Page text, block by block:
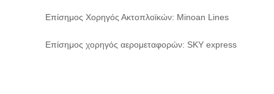
Επίσημος Χορηγός Ακτοπλοϊκών: Minoan Lines
Επίσημος χορηγός αερομεταφορών: SKY express